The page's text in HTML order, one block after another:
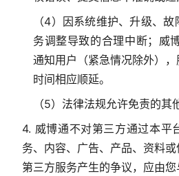
（4）因系统维护、升级、
务调整导致的合理中断；威
通知用户（紧急情况除外）
时间相应顺延。
（5）法律法规允许免责的其
4. 威博通不对第三方通过本平
务、内容、广告、产品、资料
第三方服务产生的争议，应由